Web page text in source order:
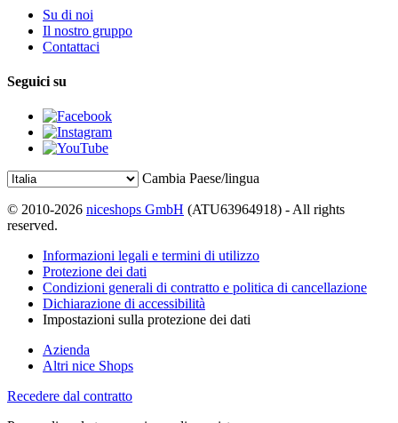
Su di noi
Il nostro gruppo
Contattaci
Seguici su
Cambia Paese/lingua
© 2010-2026 niceshops GmbH (ATU63964918) - All rights
reserved.
Informazioni legali e termini di utilizzo
Protezione dei dati
Condizioni generali di contratto e politica di cancellazione
Dichiarazione di accessibilità
Impostazioni sulla protezione dei dati
Azienda
Altri nice Shops
Recedere dal contratto